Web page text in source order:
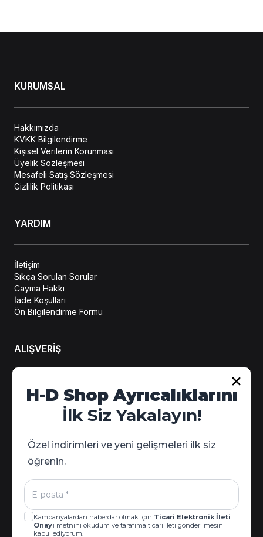
KURUMSAL
Hakkımızda
KVKK Bilgilendirme
Kişisel Verilerin Korunması
Üyelik Sözleşmesi
Mesafeli Satış Sözleşmesi
Gizlilik Politikası
YARDIM
İletişim
Sıkça Sorulan Sorular
Cayma Hakkı
İade Koşulları
Ön Bilgilendirme Formu
ALIŞVERİŞ
Hesabım
Sipariş Takip
Kampanya Detayları
H-D Shop Ayrıcalıklarını
İlk Siz Yakalayın!
Özel indirimleri ve yeni gelişmeleri ilk siz
öğrenin.
Kampanyalardan haberdar olmak için Ticari Elektronik İleti
Onayı metnini okudum ve tarafıma ticari ileti gönderilmesini
kabul ediyorum.